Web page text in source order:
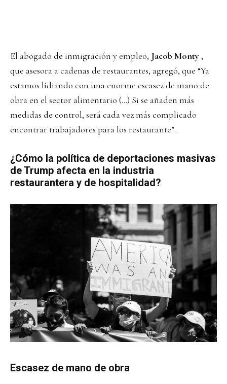
El abogado de inmigración y empleo, Jacob Monty ,
que asesora a cadenas de restaurantes, agregó, que “Ya
estamos lidiando con una enorme escasez de mano de
obra en el sector alimentario (…) Si se añaden más
medidas de control, será cada vez más complicado
encontrar trabajadores para los restaurante”.
¿Cómo la política de deportaciones masivas
de Trump afecta en la industria
restaurantera y de hospitalidad?
Escasez de mano de obra